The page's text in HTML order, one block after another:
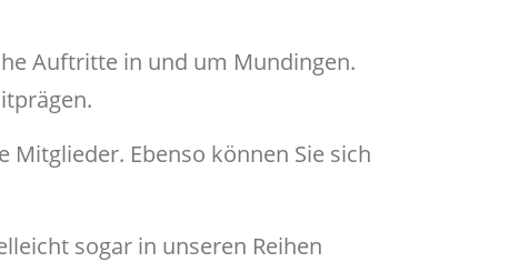
Auftritte in und um Mundingen.
Ebenso können Sie sich
sogar in unseren Reihen